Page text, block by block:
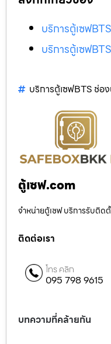
บริการตู้เซฟ
บริการตู้เซฟ
บริการตู้เซฟBTS ช่อ
ตู้เซฟ.com
จำหน่ายตู้เซฟ บริการรับติด
ติดต่อเรา
โทร คลิก
095 798 9615
บทความที่คล้ายกัน